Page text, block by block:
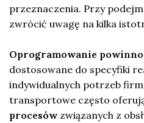
przeznaczenia. Przy
zwrócić uwagę na kilka
Oprogramowanie
dostosowane do specyfiki
indywidualnych potrzeb
transportowe często
procesów związanych z